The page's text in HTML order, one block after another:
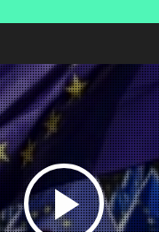
play_arrow